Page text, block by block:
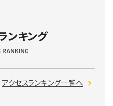
ンキング
RANKING
アクセスランキング一覧へ